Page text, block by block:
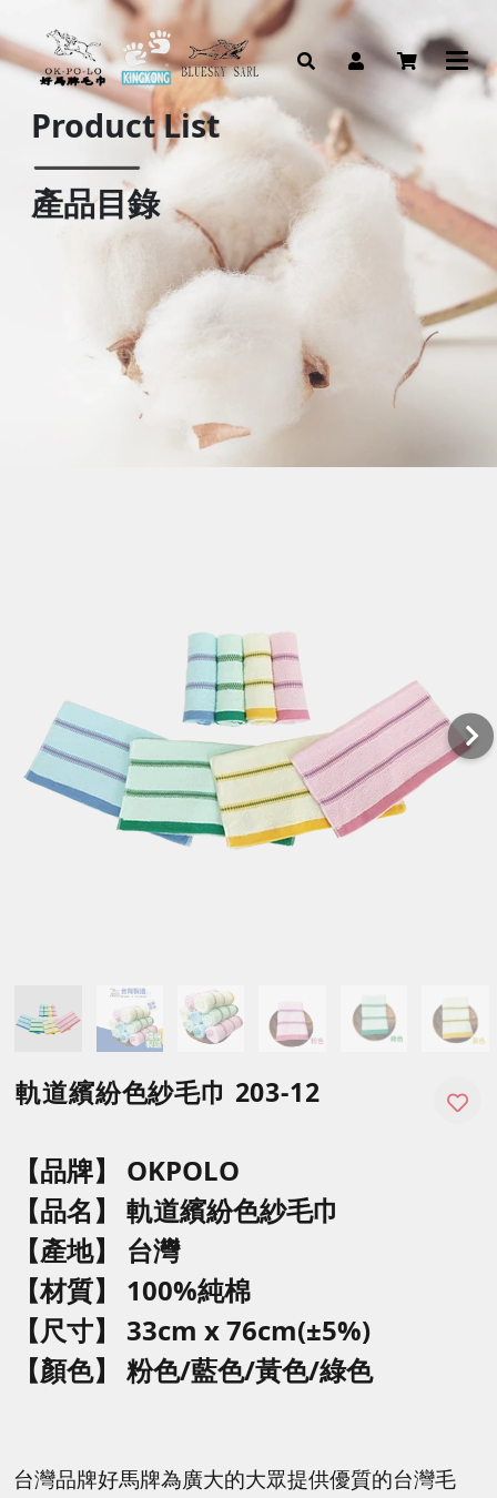
Product List
產品目錄
軌道繽紛色紗毛巾 203-12
【品牌】 OKPOLO
【品名】 軌道繽紛色紗毛巾
【產地】 台灣
【材質】 100%純棉
【尺寸】 33cm x 76cm(±5%)
【顏色】 粉色/藍色/黃色/綠色
台灣品牌好馬牌為廣大的大眾提供優質的台灣毛